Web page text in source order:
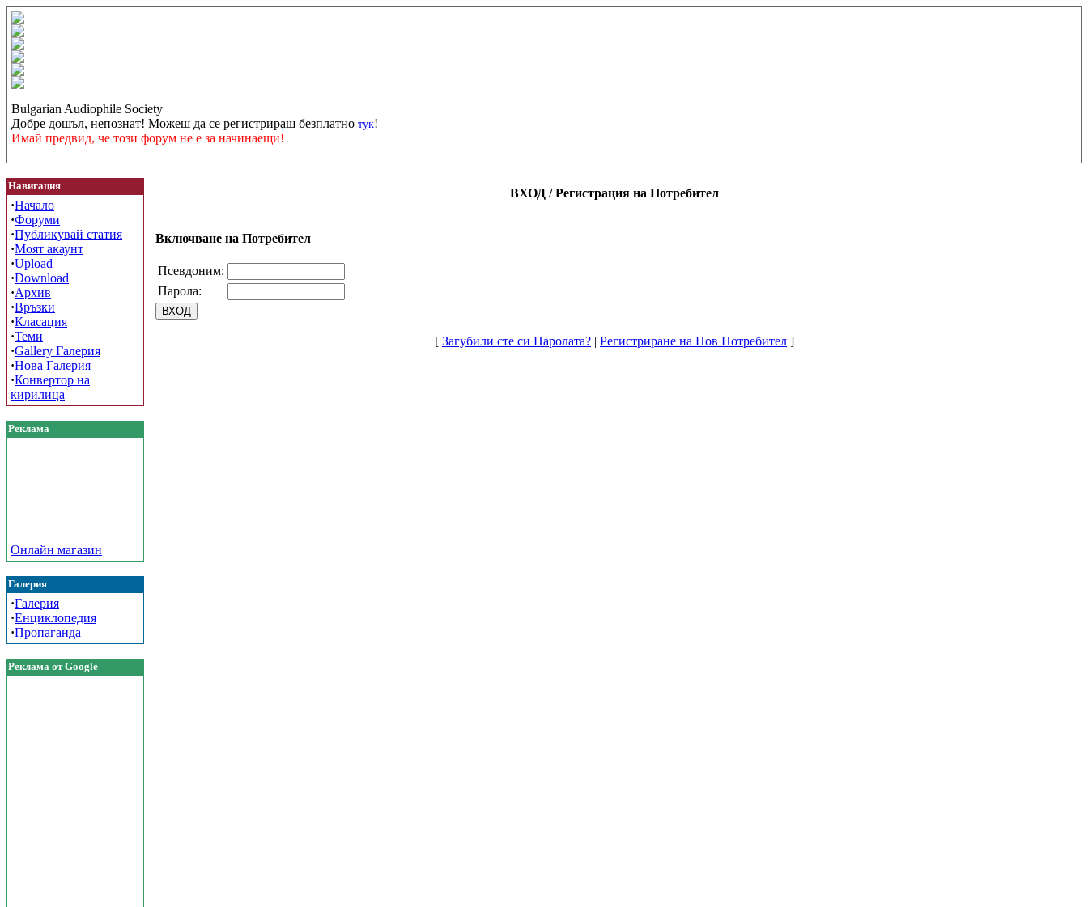
Bulgarian Audiophile Society
Добре дошъл, непознат! Можеш да се регистрираш безплатно тук!
Имай предвид, че този форум не е за начинаещи!
Навигация
·Начало
·Форуми
·Публикувай статия
·Моят акаунт
·Upload
·Download
·Архив
·Връзки
·Класация
·Теми
·Gallery Галерия
·Нова Галерия
·Конвертор на
кирилица
Реклама
Онлайн магазин
Галерия
·Галерия
·Енциклопедия
·Пропаганда
Реклама от Google
ВХОД / Регистрация на Потребител
Включване на Потребител
Псевдоним:
Парола:
[ Загубили сте си Паролата? | Регистриране на Нов Потребител ]